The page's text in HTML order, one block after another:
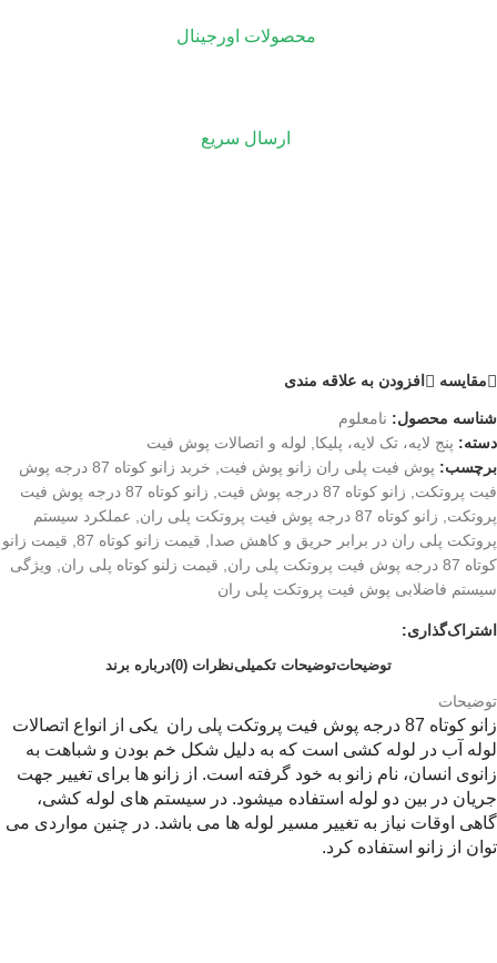
محصولات اورجینال
ارسال سریع
مقايسه افزودن به علاقه مندی
شناسه محصول: نامعلوم
دسته: پنج لایه، تک لایه، پلیکا
لوله و اتصالات پوش فیت
برچسب: پوش فیت پلی ران زانو پوش فیت
خربد زانو کوتاه 87 درجه پوش
فیت پروتکت
زانو کوتاه 87 درجه پوش فیت
زانو کوتاه 87 درجه پوش فیت
پروتکت
زانو کوتاه 87 درجه پوش فیت پروتکت پلی ران
عملکرد سیستم
پروتکت پلی ران در برابر حریق و کاهش صدا
قیمت زانو کوتاه 87
قیمت زانو
کوتاه 87 درجه پوش فیت پروتکت پلی ران
قیمت زلنو کوتاه پلی ران
ویژگی
سیستم فاضلابی پوش فیت پروتکت پلی ران
اشتراک‌گذاری:
توضیحاتتوضیحات تکمیلینظرات (0) درباره برند
توضیحات
زانو کوتاه 87 درجه پوش فیت پروتکت پلی را ن یکی از انواع اتصالات
لوله آب در لوله کشی است که به دلیل شکل خم بودن و شباهت به
زانوی انسان، نام زانو به خود گرفته است. از زانو ها برای تغییر جهت
جریان در بین دو لوله استفاده میشود. در سیستم های لوله کشی،
گاهی اوقات نیاز به تغییر مسیر لوله ها می باشد. در چنین مواردی می
توان از زانو استفاده کرد.